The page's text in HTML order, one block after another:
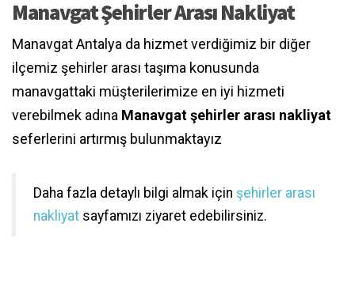
Manavgat Şehirler Arası Nakliyat
Manavgat Antalya da hizmet verdiğimiz bir diğer
ilçemiz şehirler arası taşıma konusunda
manavgattaki müşterilerimize en iyi hizmeti
verebilmek adına Manavgat şehirler arası nakliyat
seferlerini artırmış bulunmaktayız
Daha fazla detaylı bilgi almak için şehirler arası
nakliyat sayfamızı ziyaret edebilirsiniz.